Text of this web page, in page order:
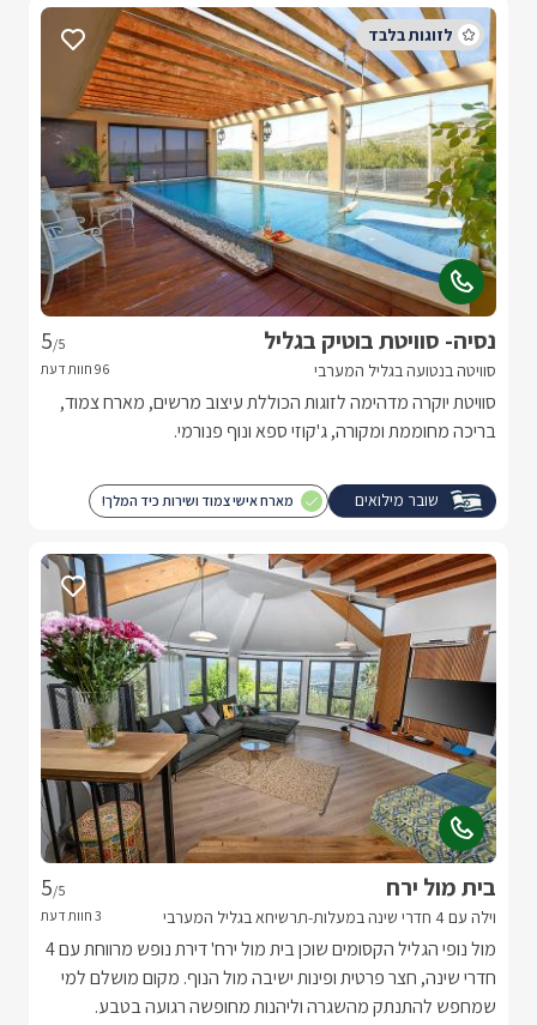
נסיה- סוויטת בוטיק בגליל
סוויטה בנטועה בגליל המערבי
5/5
סוויטת יוקרה מדהימה לזוגות הכוללת עיצוב מרשים, מארח צמוד,
בריכה מחוממת ומקורה, ג'קוזי ספא ונוף פנורמי.
שובר מילואים מארח אישי צמוד ושירות כיד המלך!
בית מול ירח
וילה עם 4 חדרי שינה במעלות-תרשיחא בגליל המערבי
5/5
מול נופי הגליל הקסומים שוכן בית מול ירח' דירת נופש מרווחת עם 4
חדרי שינה, חצר פרטית ופינות ישיבה מול הנוף. מקום מושלם למי
שמחפש להתנתק מהשגרה וליהנות מחופשה רגועה בטבע.